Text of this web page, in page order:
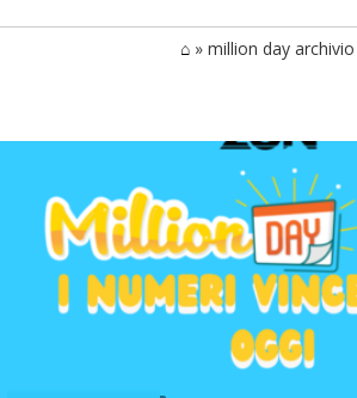
⌂ » million day archivio